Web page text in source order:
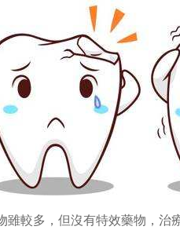
雖較多，但沒有特效藥物，治